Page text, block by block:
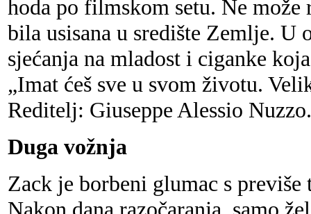
hoda po filmskom setu. Ne
bila usisana u središte Zemlje. U
sjećanja na mladost i ciganke
„Imat ćeš sve u svom životu.
Reditelj: Giuseppe Alessio Nuzzo.
Duga vožnja
Zack je borbeni glumac s
Nakon dana razočaranja, samo